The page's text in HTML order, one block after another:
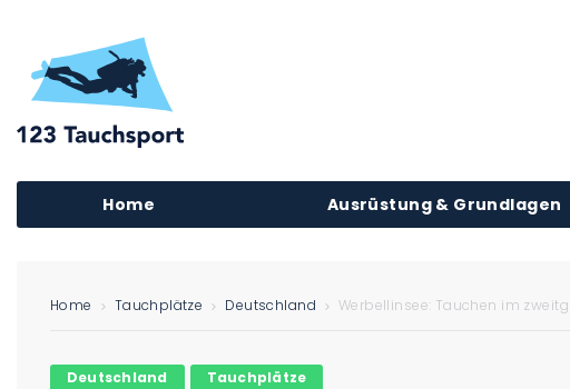
Home Ausrüstung & Grundlagen
Home Tauchplätze Deutschland Werbellinsee: Tauchen im
Deutschland Tauchplätze